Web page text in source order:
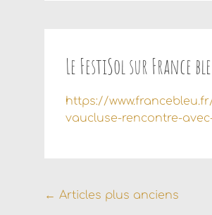
Le FestiSol sur France
https://
vaucluse-rencontre-
Navigation
← Articles plus anciens